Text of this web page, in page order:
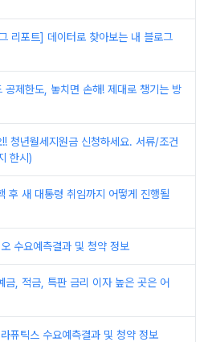
리포트] 데이터로 찾아보는 내 블로그
공제한도, 놓치면 손해! 제대로 챙기는 방
청년월세지원금 신청하세요. 서류/조건
한시)
후 새 대통령 취임까지 어떻게 진행될
수요예측결과 및 청약 정보
금, 적금, 특판 금리 이자 높은 곳은 어
퓨틱스 수요예측결과 및 청약 정보